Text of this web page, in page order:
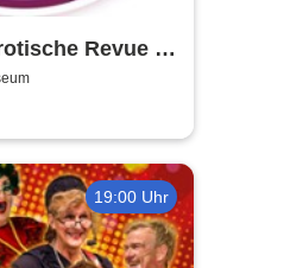
Revue in
19:00 Uhr